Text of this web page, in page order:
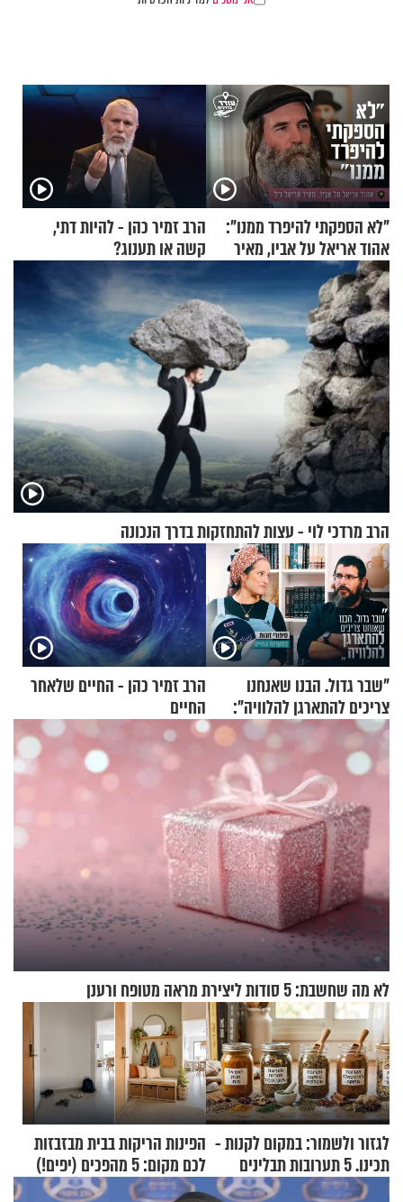
"לא הספקתי להיפרד ממנו":
אהוד אריאל על אביו, מאיר
אריאל ז"ל
הרב זמיר כהן - להיות דתי,
קשה או תענוג?
הרב מרדכי לוי - עצות להתחזקות בדרך הנכונה
"שבר גדול. הבנו שאנחנו
צריכים להתארגן להלוויה":
זוגיות במבחן, הפעם עם מרים
וגד דנינו
הרב זמיר כהן - החיים שלאחר
החיים
לא מה שחשבת: 5 סודות ליצירת מראה מטופח ורענן
לגזור ולשמור: במקום לקנות -
תכינו. 5 תערובות תבלינים
שמתאימות להכל
הפינות הריקות בבית מבזבזות
לכם מקום: 5 מהפכים (יפים!)
שאפשר לעשות כבר היום